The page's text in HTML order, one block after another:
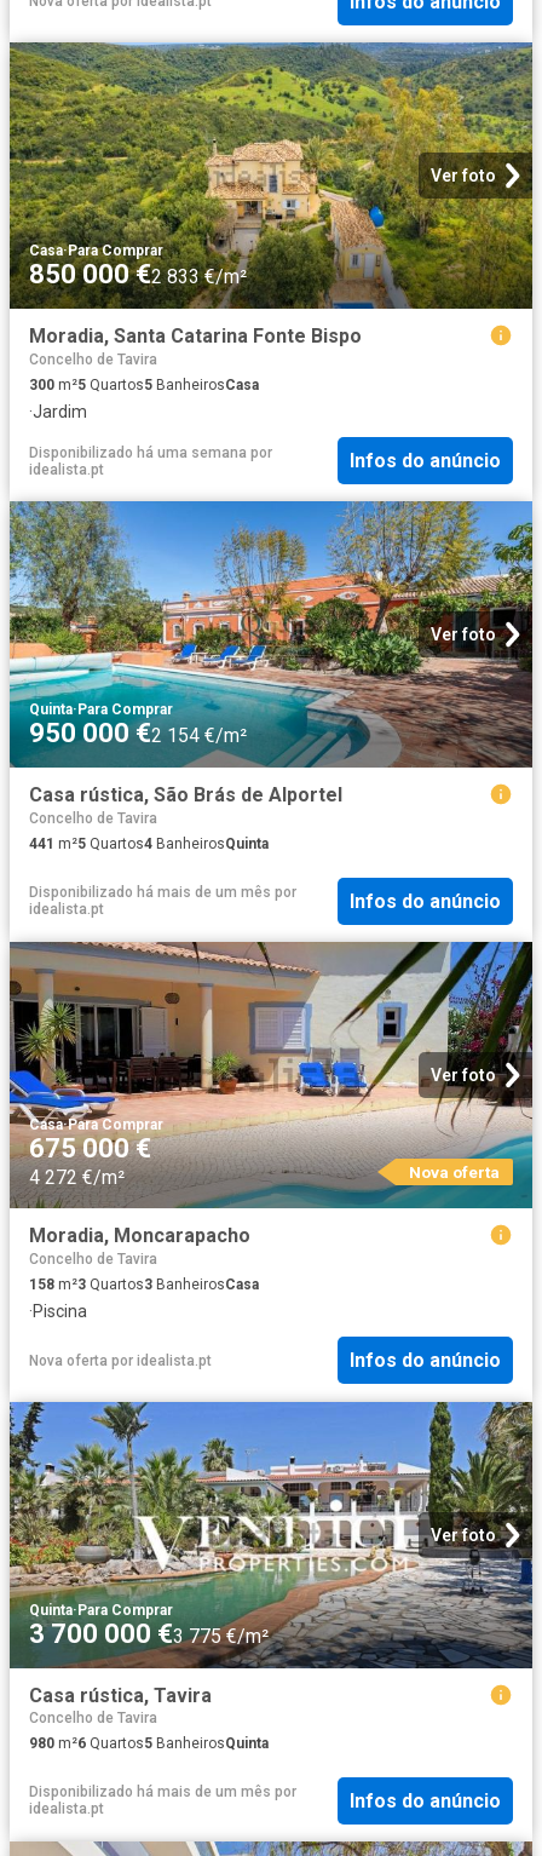
Ver foto
Casa·Para Comprar
850 000 €2 833 €/m²
Moradia, Santa Catarina Fonte Bispo
Concelho de Tavira
300 m²5 Quartos5 BanheirosCasa
·Jardim
Disponibilizado há uma semana por
idealista.pt
Infos do anúncio
Ver foto
Quinta· Para Comprar
950 000 €2 154 €/m²
Casa rústica, São Brás de Alportel
Concelho de Tavira
441 m²5 Quartos4 BanheirosQuinta
Disponibilizado há mais de um mês por
idealista.pt
Infos do anúncio
Ver foto
Casa·Para Comprar
675 000 €
4 272 €/m² Nova oferta
Moradia, Moncarapacho
Concelho de Tavira
158 m²3 Quartos3 BanheirosCasa
·Piscina
Nova oferta por idealista.pt Infos do anúncio
Ver foto
Quinta·Para Comprar
3 700 000 €3 775 €/m²
Casa rústica, Tavira
Concelho de Tavira
980 m²6 Quartos5 BanheirosQuinta
Disponibilizado há mais de um mês por
idealista.pt
Infos do anúncio